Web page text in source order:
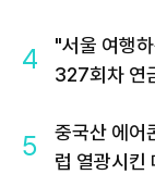
4
"서울 여행
327회차 연
5
중국산 에어
럽 열광시킨